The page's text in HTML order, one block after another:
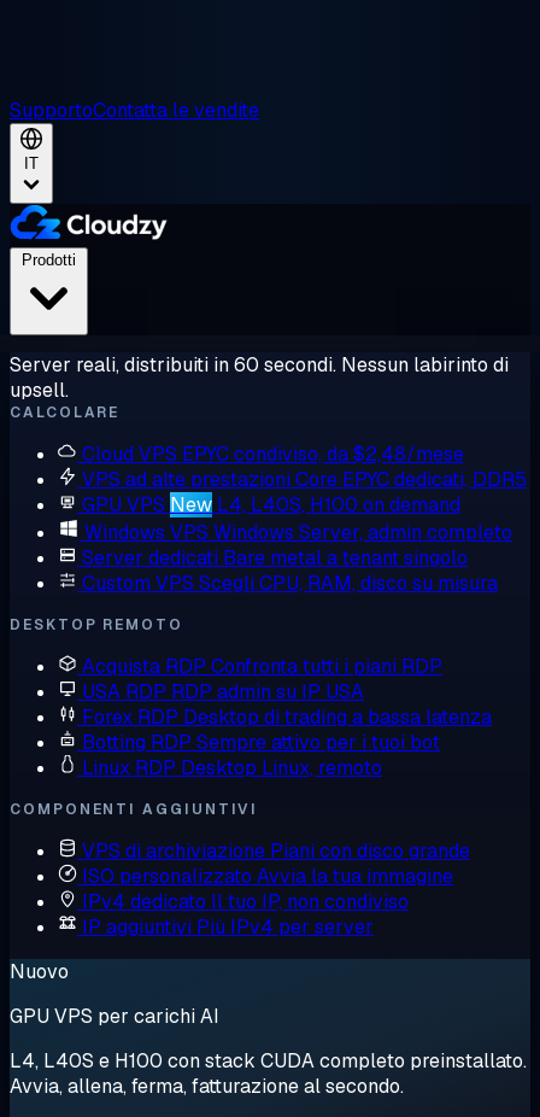
SupportoContatta le vendite
IT
Server reali, distribuiti in 60 secondi. Nessun labirinto di
upsell.
CALCOLARE
Cloud VPS EPYC condiviso, da $2,48/mese
VPS ad alte prestazioni Core EPYC dedicati, DDR5
GPU VPS New L4, L40S, H100 on demand
Windows VPS Windows Server, admin completo
Server dedicati Bare metal a tenant singolo
Custom VPS Scegli CPU, RAM, disco su misura
DESKTOP REMOTO
Acquista RDP Confronta tutti i piani RDP
USA RDP RDP admin su IP USA
Forex RDP Desktop di trading a bassa latenza
Botting RDP Sempre attivo per i tuoi bot
Linux RDP Desktop Linux, remoto
COMPONENTI AGGIUNTIVI
VPS di archiviazione Piani con disco grande
ISO personalizzato Avvia la tua immagine
IPv4 dedicato Il tuo IP, non condiviso
IP aggiuntivi Più IPv4 per server
Nuovo
GPU VPS per carichi AI
L4, L40S e H100 con stack CUDA completo preinstallato.
Avvia, allena, ferma, fatturazione al secondo.